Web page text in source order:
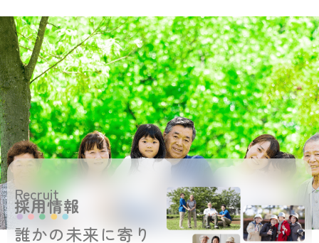
Recruit
採用情報
誰かの未来に寄り